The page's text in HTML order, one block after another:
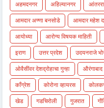
अहमदनगर
अहिल्यानगर
आमदार अण्णा बनसोडे
आमदार महेश
आयोध्या
आरोग्य विषयक माहिती
इराण
उत्तर प्रदेश उदयनराजे
ओवैसींवर देशद्रोहाचा गुन्हा
औरंगाबाद
काँग्रेश
कोरोना व्हायरस
खेड
गडचिरोली गुजरात